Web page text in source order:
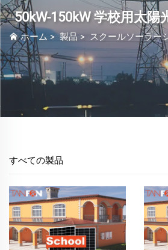
50kW-150kW 学校用太陽
ホーム >製品 > スクールソーラー
すべての製品